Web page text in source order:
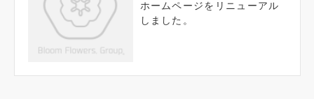
ホームページをリニューアル
しました。